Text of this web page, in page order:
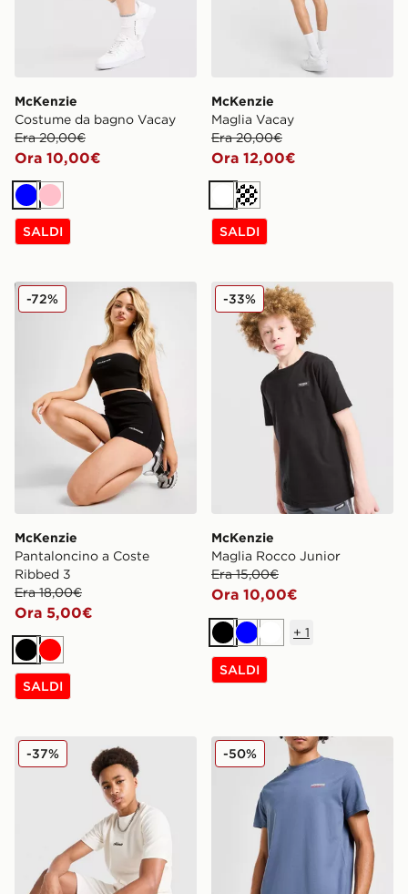
McKenzie
Costume da bagno Vacay
Era 20,00€
Ora 10,00€
BluRosa
SALDI
McKenzie
Maglia Vacay
Era 20,00€
Ora 12,00€
BiancoCrema
SALDI
McKenzie Pantaloncino a Coste Ribbed 3
McKenzie
Pantaloncino a Coste
Ribbed 3
Era 18,00€
Ora 5,00€
-72%
NeroRosso
SALDI
McKenzie Maglia Rocco
McKenzie
Maglia Rocco Junior
Era 15,00€
Ora 10,00€
-33%
NeroBluBianco
+ 1
SALDI
McKenzie Maglia Pismo Junior
-37% McKenzie Maglia Essential
-50%